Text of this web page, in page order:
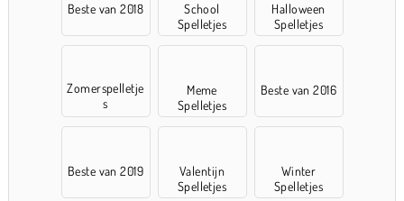
Beste van 2018
School
Spelletjes
Halloween
Spelletjes
Zomerspelletje
s
Meme
Spelletjes
Beste van 2016
Beste van 2019
Valentijn
Spelletjes
Winter
Spelletjes